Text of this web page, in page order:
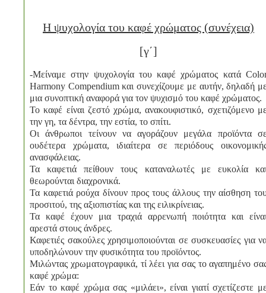
Η ψυχολογία του καφέ χρώματος (συνέχεια)
[γ΄]
-Μείναμε στην ψυχολογία του καφέ χρώματος κατά
Harmony Compendium και συνεχίζουμε με αυτήν, δηλαδή
μια συνοπτική αναφορά για τον ψυχισμό του καφέ χρώματος.
Το καφέ είναι ζεστό χρώμα, ανακουφιστικό, σχετιζόμενο
την γη, τα δέντρα, την εστία, το σπίτι.
Οι άνθρωποι τείνουν να αγοράζουν μεγάλα προϊόντα
ουδέτερα χρώματα, ιδιαίτερα σε περιόδους
ανασφάλειας.
Τα καφετιά πείθουν τους καταναλωτές με ευκολία
θεωρούνται διαχρονικά.
Τα καφετιά ρούχα δίνουν προς τους άλλους την αίσθηση
προσιτού, της αξιοπιστίας και της ειλικρίνειας.
Τα καφέ έχουν μια τραχιά αρρενωπή ποιότητα και
αρεστά στους άνδρες.
Καφετιές σακούλες χρησιμοποιούνται σε συσκευασίες για
υποδηλώνουν την φυσικότητα του προϊόντος.
Μιλώντας χρωματογραφικά, τί λέει για σας το αγαπημένο
καφέ χρώμα:
Εάν το καφέ χρώμα σας «μιλάει», είναι γιατί σχετίζεστε